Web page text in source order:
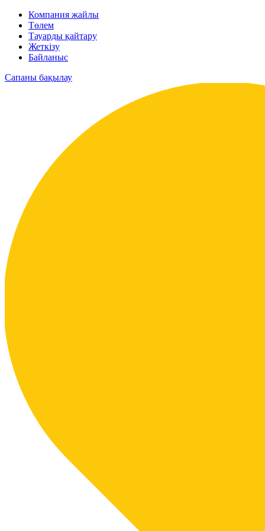
Компания жайлы
Төлем
Тауарды қайтару
Жеткізу
Байланыс
Сапаны бақылау